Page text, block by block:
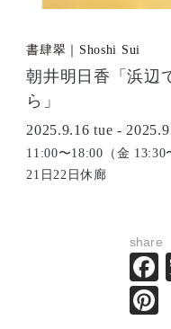
書肆翠｜Shoshi Sui
朝井明日香「浜辺
ら」
2025.9.16 tue -
11:00〜18:00（金 13:30
21日22日休廊
share